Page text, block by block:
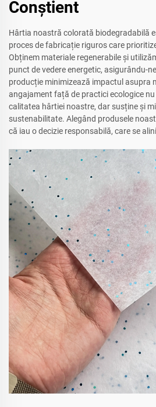
Conștient
Hârtia noastră colorată biodegradabilă
proces de fabricație riguros care
Obținem materiale regenerabile și
punct de vedere energetic, asigurându-
producție minimizează impactul asupra
angajament față de practici ecologice
calitatea hârtiei noastre, dar susține și
sustenabilitate. Alegând produsele
că iau o decizie responsabilă, care se